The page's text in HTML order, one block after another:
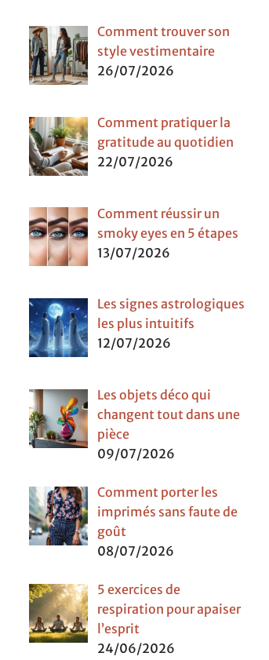
Comment trouver son
style vestimentaire
26/07/2026
Comment pratiquer la
gratitude au quotidien
22/07/2026
Comment réussir un
smoky eyes en 5 étapes
13/07/2026
Les signes astrologiques
les plus intuitifs
12/07/2026
Les objets déco qui
changent tout dans une
pièce
09/07/2026
Comment porter les
imprimés sans faute de
goût
08/07/2026
5 exercices de
respiration pour apaiser
l’esprit
24/06/2026